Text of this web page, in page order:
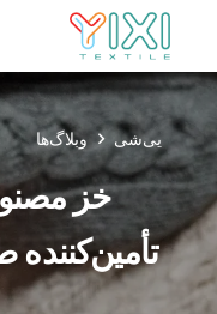
یی‌شی وبلاگ‌ها
خز